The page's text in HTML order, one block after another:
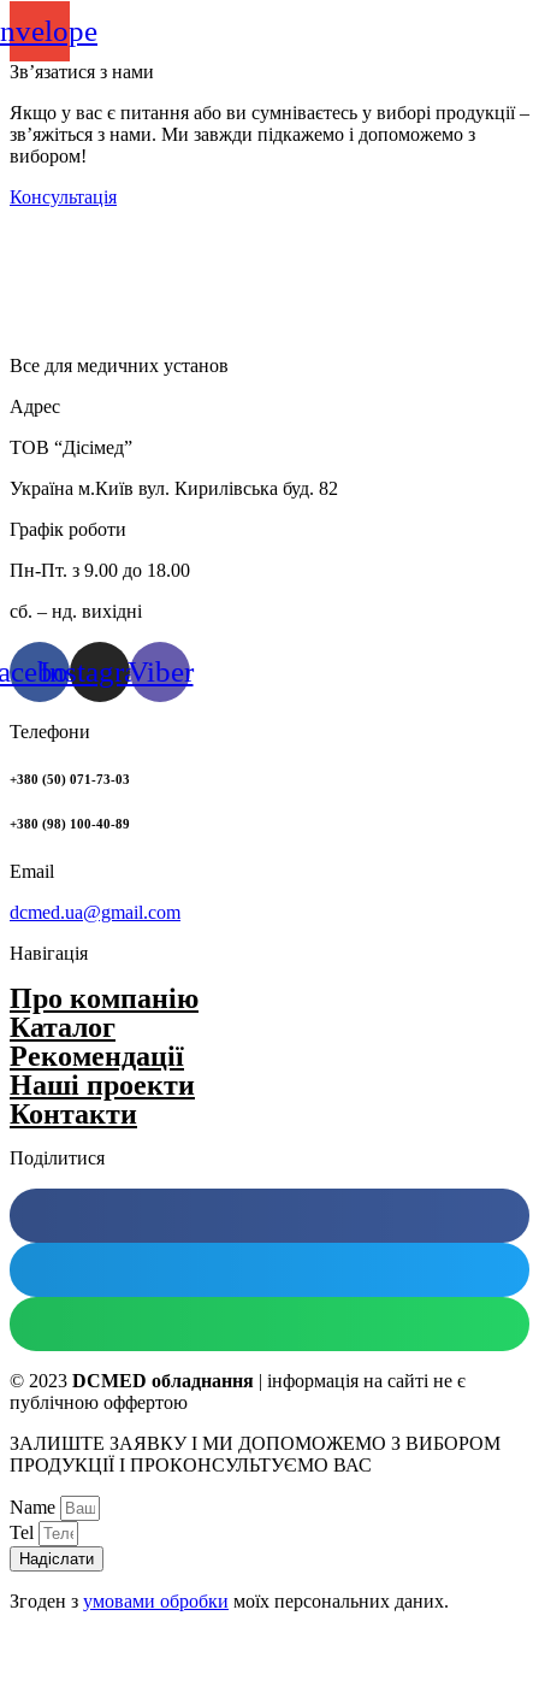
Зв’язатися з нами
Якщо у вас є питання або ви сумніваєтесь у виборі продукції –
зв’яжіться з нами. Ми завжди підкажемо і допоможемо з
вибором!
Консультація
Все для медичних установ
Адрес
ТОВ “Дісімед”
Україна м.Київ вул. Кирилівська буд. 82
Графік роботи
Пн-Пт. з 9.00 до 18.00
сб. – нд. вихідні
InstagramViber
Телефони
+380 (50) 071-73-03
+380 (98) 100-40-89
Email
dcmed.ua@gmail.com
Навігація
Про компанію
Каталог
Рекомендації
Нашi проекти
Контакти
Поділитися
© 2023 DCMED обладнання | інформація на сайті не є
публічною оффертою
ЗАЛИШТЕ ЗАЯВКУ І МИ ДОПОМОЖЕМО З ВИБОРОМ
ПРОДУКЦІЇ І ПРОКОНСУЛЬТУЄМО ВАС
Name
Tel
Надіслати
Згоден з умовами обробки моїх персональних даних.